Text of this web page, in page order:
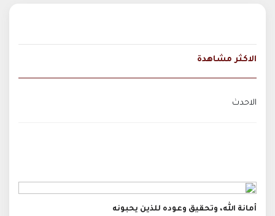
الاكثر مشاهدة
الاحدث
أمانة الله، وتحقيق وعوده للذين يحبونه